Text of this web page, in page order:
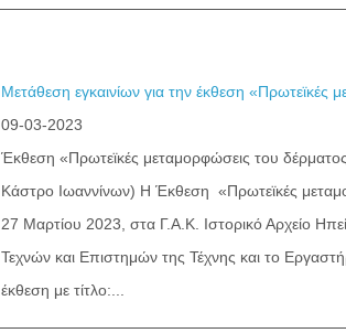
Μετάθεση εγκαινίων για την έκθεση «Πρωτεϊκές
09-03-2023
Έκθεση «Πρωτεϊκές μεταμορφώσεις του
Κάστρο Ιωαννίνων) Η Έκθεση «Πρωτεϊκές
27 Μαρτίου 2023, στα Γ.Α.Κ. Ιστορικό Αρχείο
Τεχνών και Επιστημών της Τέχνης και το
έκθεση με τίτλο:...